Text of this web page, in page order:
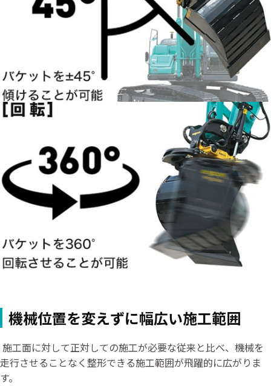
機械位置を変えずに幅広い施工範囲
施工面に対して正対しての施工が必要な従来と比べ、機械を
走行させることなく整形できる施工範囲が飛躍的に広がりま
す。